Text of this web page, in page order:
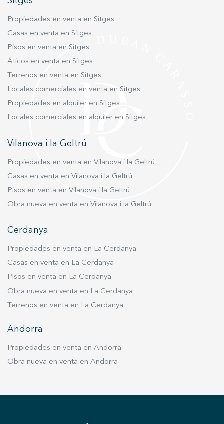
Propiedades en venta en Sitges
Casas en venta en Sitges
Pisos en venta en Sitges
Áticos en venta en Sitges
Terrenos en venta en Sitges
Locales comerciales en venta en Sitges
Propiedades en alquiler en Sitges
Locales comerciales en alquiler en Sitges
Vilanova i la Geltrú
Propiedades en venta en Vilanova i la Geltrú
Casas en venta en Vilanova i la Geltrú
Pisos en venta en Vilanova i la Geltrú
Obra nueva en venta en Vilanova i la Geltrú
Cerdanya
Propiedades en venta en La Cerdanya
Casas en venta en La Cerdanya
Pisos en venta en La Cerdanya
Obra nueva en venta en La Cerdanya
Terrenos en venta en La Cerdanya
Andorra
Propiedades en venta en Andorra
Obra nueva en venta en Andorra
mejor experiencia a través de productos recomendados.
Marketing y publicidad
Estas cookies son utilizadas para almacenar información
a través de la observación continuada de sus hábitos de
navegación. Gracias a ellas, podemos conocer los hábitos
de navegación en el sitio web y mostrar publicidad
relacionada con el perfil de navegación del usuario.